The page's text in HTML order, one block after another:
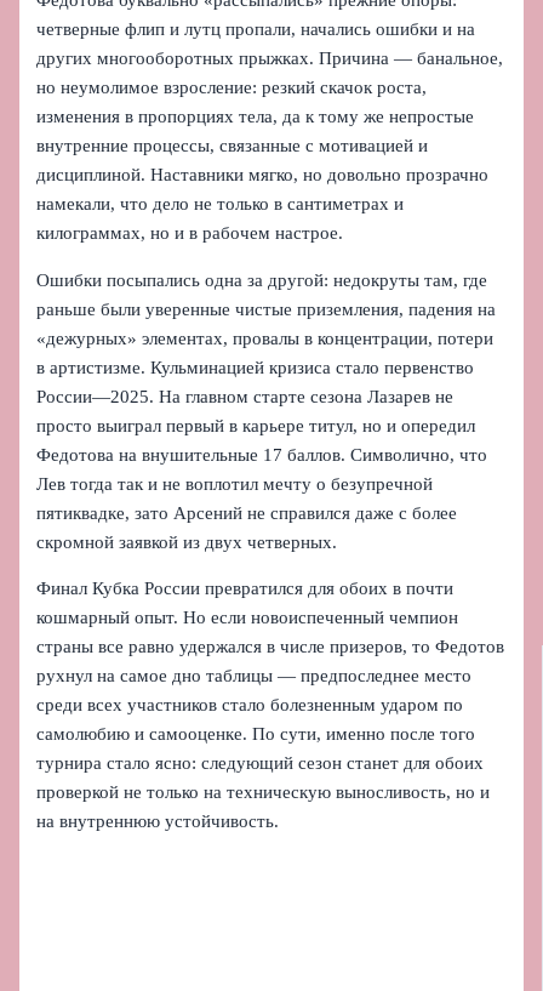
четверные флип и лутц пропали, начались ошибки и на
других многооборотных прыжках. Причина — банальное,
но неумолимое взросление: резкий скачок роста,
изменения в пропорциях тела, да к тому же непростые
внутренние процессы, связанные с мотивацией и
дисциплиной. Наставники мягко, но довольно прозрачно
намекали, что дело не только в сантиметрах и
килограммах, но и в рабочем настрое.
Ошибки посыпались одна за другой: недокруты там, где
раньше были уверенные чистые приземления, падения на
«дежурных» элементах, провалы в концентрации, потери
в артистизме. Кульминацией кризиса стало первенство
России—2025. На главном старте сезона Лазарев не
просто выиграл первый в карьере титул, но и опередил
Федотова на внушительные 17 баллов. Символично, что
Лев тогда так и не воплотил мечту о безупречной
пятиквадке, зато Арсений не справился даже с более
скромной заявкой из двух четверных.
Финал Кубка России превратился для обоих в почти
кошмарный опыт. Но если новоиспеченный чемпион
страны все равно удержался в числе призеров, то Федотов
рухнул на самое дно таблицы — предпоследнее место
среди всех участников стало болезненным ударом по
самолюбию и самооценке. По сути, именно после того
турнира стало ясно: следующий сезон станет для обоих
проверкой не только на техническую выносливость, но и
на внутреннюю устойчивость.